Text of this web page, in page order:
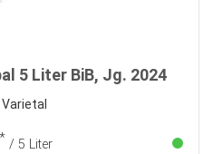
5 Liter BiB, Jg. 2024
* / 5 Liter